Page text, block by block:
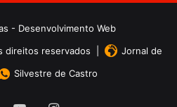
- Desenvolvimento Web
direitos reservados |
Jornal de
Silvestre de Castro